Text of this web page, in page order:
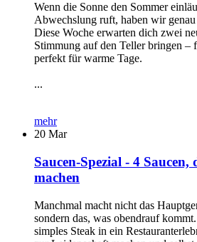
Wenn die Sonne den Sommer
Abwechslung ruft, haben wir
Diese Woche erwarten dich zwei
Stimmung auf den Teller bringen –
perfekt für warme Tage.
...
mehr
20 Mar
Saucen-Spezial - 4 Saucen,
machen
Manchmal macht nicht das
sondern das, was obendrauf
simples Steak in ein